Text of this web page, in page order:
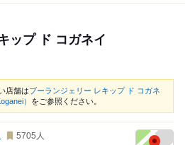
ップ ド コガネイ
店舗はブーランジェリー レキップ ド コガネ
） をご参照ください。
5705 人